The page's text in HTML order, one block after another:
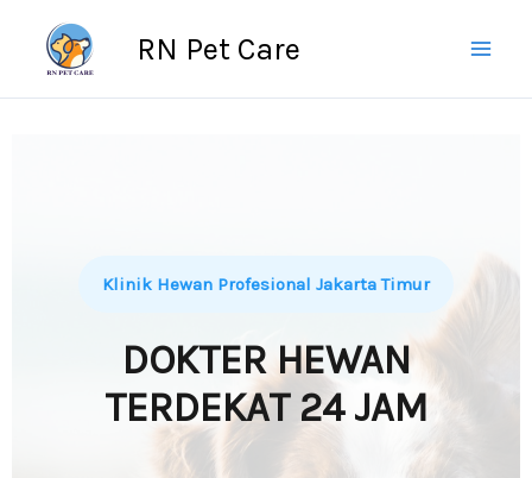
content
RN Pet Care
Klinik Hewan Profesional Jakarta Timur
DOKTER HEWAN
TERDEKAT 24 JAM